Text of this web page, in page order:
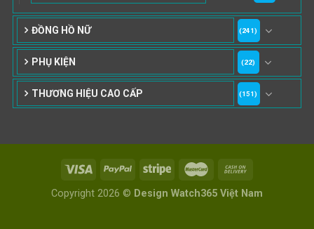
ĐỒNG HỒ NỮ (241)
PHỤ KIỆN (22)
THƯƠNG HIỆU CAO CẤP (151)
Copyright 2026 © Design Watch365 Việt Nam